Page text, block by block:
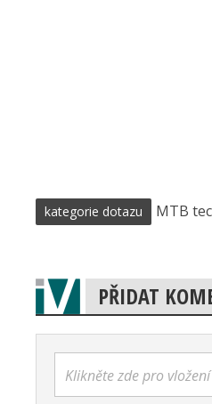
kategorie dotazu MTB
PŘIDAT
Klikněte zde pro